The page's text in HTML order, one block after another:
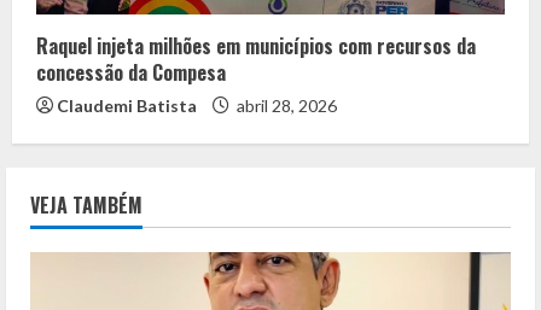
Raquel injeta milhões em municípios com recursos da
concessão da Compesa
Claudemi Batista abril 28, 2026
VEJA TAMBÉM